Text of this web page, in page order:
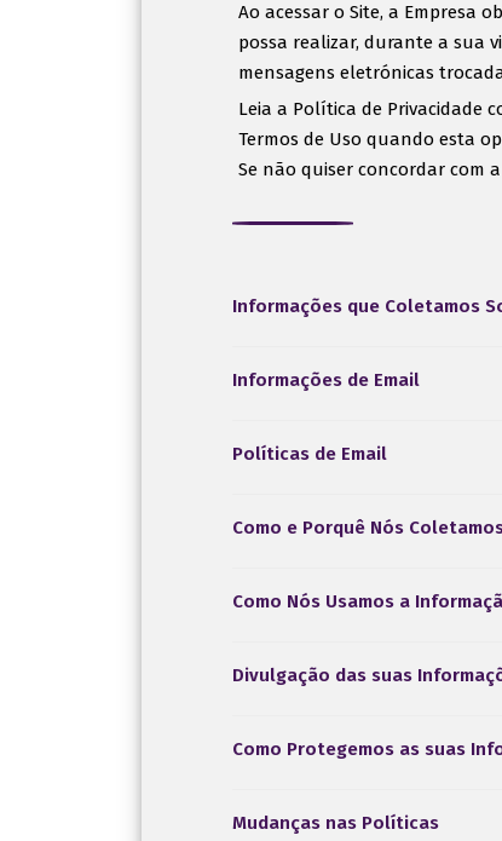
Ao acessar o Site, a Empresa
possa realizar, durante a sua
mensagens eletrónicas
Leia a Política de Privacidade
Termos de Uso quando esta
Se não quiser concordar com
Informações que Coletamos
Informações de Email
Políticas de Email
Como e Porquê Nós
Como Nós Usamos a
Divulgação das suas
Como Protegemos as suas
Mudanças nas Políticas